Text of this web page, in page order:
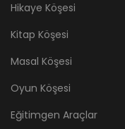
Hikaye Köşesi
Kitap Köşesi
Masal Köşesi
Oyun Köşesi
Eğitimgen Araçlar